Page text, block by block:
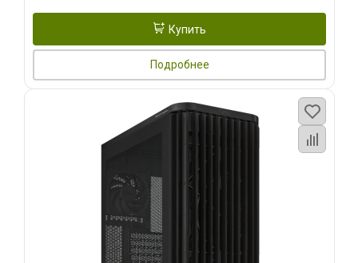
Купить
Подробнее